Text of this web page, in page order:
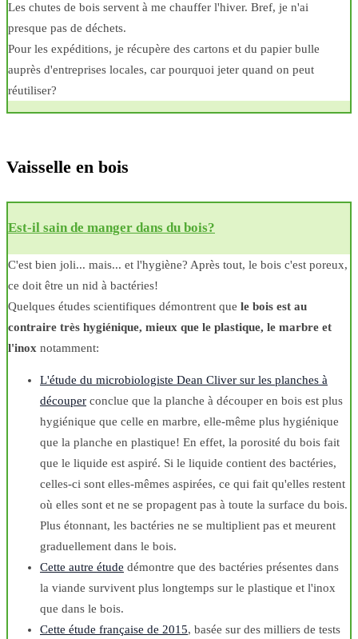
Les chutes de bois servent à me chauffer l'hiver. Bref, je n'ai
presque pas de déchets.
Pour les expéditions, je récupère des cartons et du papier bulle
auprès d'entreprises locales, car pourquoi jeter quand on peut
réutiliser?
Vaisselle en bois
Est-il sain de manger dans du bois?
C'est bien joli... mais... et l'hygiène? Après tout, le bois c'est poreux,
ce doit être un nid à bactéries!
Quelques études scientifiques démontrent que le bois est au
contraire très hygiénique, mieux que le plastique, le marbre et
l'inox notamment:
L'étude du microbiologiste Dean Cliver sur les planches à
découper conclue que la planche à découper en bois est plus
hygiénique que celle en marbre, elle-même plus hygiénique
que la planche en plastique! En effet, la porosité du bois fait
que le liquide est aspiré. Si le liquide contient des bactéries,
celles-ci sont elles-mêmes aspirées, ce qui fait qu'elles restent
où elles sont et ne se propagent pas à toute la surface du bois.
Plus étonnant, les bactéries ne se multiplient pas et meurent
graduellement dans le bois.
Cette autre étude démontre que des bactéries présentes dans
la viande survivent plus longtemps sur le plastique et l'inox
que dans le bois.
Cette étude française de 2015, basée sur des milliers de tests